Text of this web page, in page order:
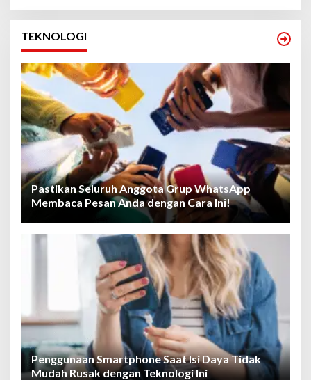
TEKNOLOGI
Pastikan Seluruh Anggota Grup WhatsApp
Membaca Pesan Anda dengan Cara Ini!
Penggunaan Smartphone Saat Isi Daya Tidak
Mudah Rusak dengan Teknologi Ini